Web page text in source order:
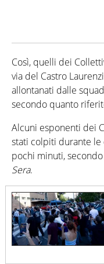
Così, quelli dei
via del Castro
allontanati dalle
secondo quanto
Alcuni esponenti dei
stati colpiti durante le
pochi minuti,
Sera.